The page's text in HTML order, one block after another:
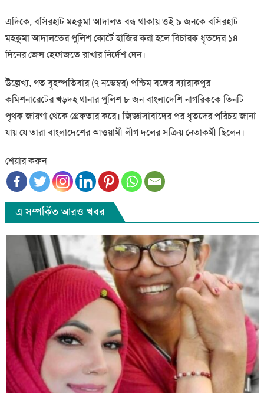
এদিকে, বসিরহাট মহকুমা আদালত বন্ধ থাকায় ওই ৯ জনকে বসিরহাট
মহকুমা আদালতের পুলিশ কোর্টে হাজির করা হলে বিচারক ধৃতদের ১৪
দিনের জেল হেফাজতে রাখার নির্দেশ দেন।
উল্লেখ্য, গত বৃহস্পতিবার (৭ নভেম্বর) পশ্চিম বঙ্গের ব্যারাকপুর
কমিশনারেটের খড়দহ থানার পুলিশ ৮ জন বাংলাদেশি নাগরিককে তিনটি
পৃথক জায়গা থেকে গ্রেফতার করে। জিজ্ঞাসাবাদের পর ধৃতদের পরিচয় জানা
যায় যে তারা বাংলাদেশের আওয়ামী লীগ দলের সক্রিয় নেতাকর্মী ছিলেন।
শেয়ার করুন
এ সম্পর্কিত আরও খবর